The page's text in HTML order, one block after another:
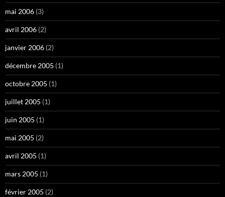
mai 2006 (3)
avril 2006 (2)
janvier 2006 (2)
décembre 2005 (1)
octobre 2005 (1)
juillet 2005 (1)
juin 2005 (1)
mai 2005 (2)
avril 2005 (1)
mars 2005 (1)
février 2005 (2)